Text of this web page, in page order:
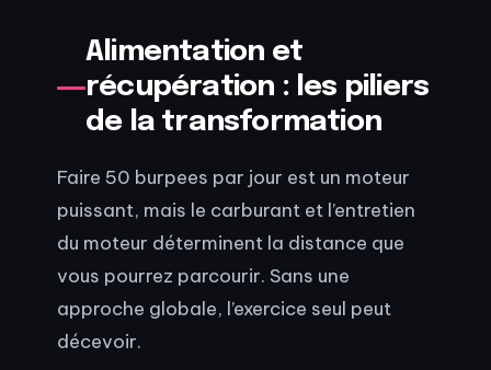
Alimentation et
récupération : les piliers
de la transformation
Faire 50 burpees par jour est un moteur
puissant, mais le carburant et l’entretien
du moteur déterminent la distance que
vous pourrez parcourir. Sans une
approche globale, l’exercice seul peut
décevoir.